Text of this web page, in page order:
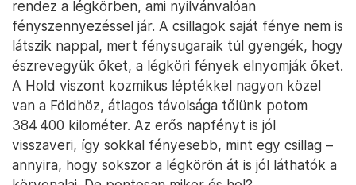
rendez a légkörben, ami nyilvánvalóan
fényszennyezéssel jár. A csillagok saját fénye nem is
látszik nappal, mert fénysugaraik túl gyengék, hogy
észrevegyük őket, a légköri fények elnyomják őket.
A Hold viszont kozmikus léptékkel nagyon közel
van a Földhöz, átlagos távolsága tőlünk potom
384 400 kilométer. Az erős napfényt is jól
visszaveri, így sokkal fényesebb, mint egy csillag –
annyira, hogy sokszor a légkörön át is jól láthatók a